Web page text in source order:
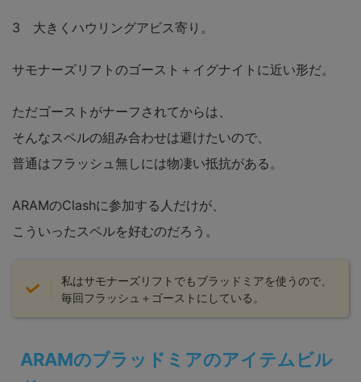
3 大きくハウリングアビス寄り。
サモナーズリフトのゴースト＋イグナイトに近い形だ。
ただゴーストがナーフされてからは、
そんなスペルの組み合わせは避けたいので、
普通はフラッシュ無しには物凄い抵抗がある。
ARAMのClashに参加する人だけが、
こういったスペルを好むのだろう。
私はサモナーズリフトでもブラッドミアを使うので、
毎回フラッシュ＋ゴーストにしている。
ARAMのブラッドミアのアイテムビル